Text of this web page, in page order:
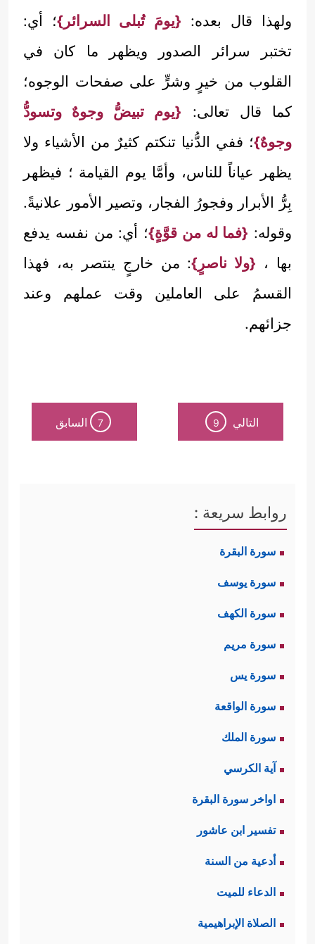
ولهذا قال بعده: {يومَ تُبلى السرائر}؛ أي:
تختبر سرائر الصدور ويظهر ما كان في
القلوب من خيرٍ وشرٍّ على صفحات الوجوه؛
كما قال تعالى: {يوم تبيضُّ وجوهٌ وتسودُّ
وجوهٌ}؛ ففي الدُّنيا تنكتم كثيرٌ من الأشياء ولا
يظهر عياناً للناس، وأمَّا يوم القيامة ؛ فيظهر
بِرُّ الأبرار وفجورُ الفجار، وتصير الأمور علانيةً.
وقوله: {فما له من قوَّةٍ}؛ أي: من نفسه يدفع
بها ، {ولا ناصرٍ}: من خارجٍ ينتصر به، فهذا
القسمُ على العاملين وقت عملهم وعند
جزائهم.
التالي 9
7 السابق
روابط سريعة :
سورة البقرة
سورة يوسف
سورة الكهف
سورة مريم
سورة يس
سورة الواقعة
سورة الملك
آية الكرسي
اواخر سورة البقرة
تفسير ابن عاشور
أدعية من السنة
الدعاء للميت
الصلاة الإبراهيمية